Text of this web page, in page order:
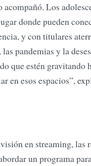
Los
donde pueden
y con titulares
pandemias y la
que estén gravitando
en esos espacios”,
en streaming, las
un programa